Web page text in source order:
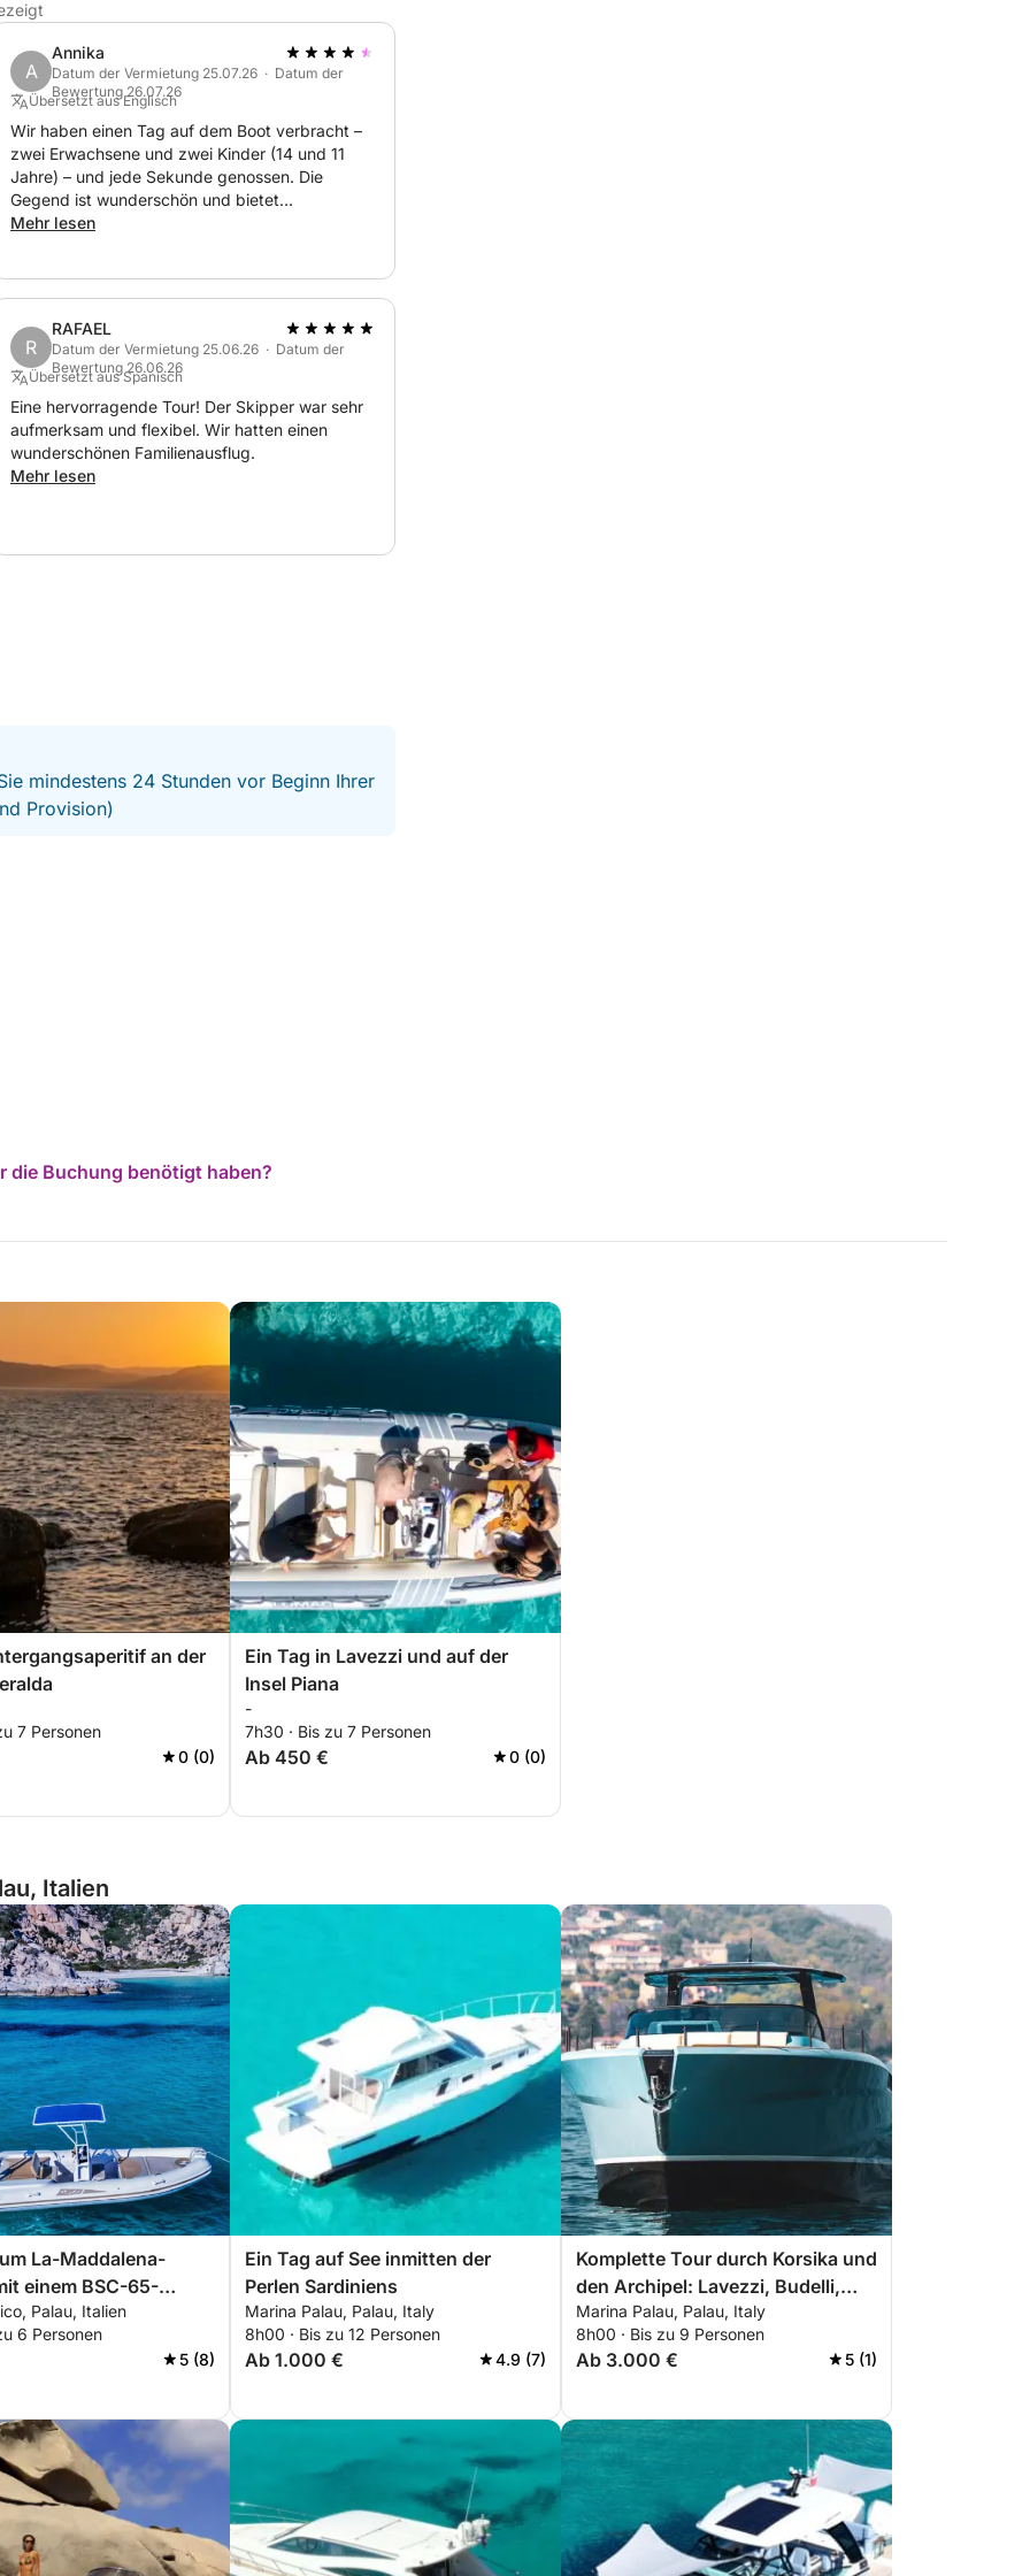
A
Annika
Datum der Vermietung 25.07.26 · Datum der
Bewertung 26.07.26
Übersetzt aus Englisch
Wir haben einen Tag auf dem Boot verbracht –
zwei Erwachsene und zwei Kinder (14 und 11
Jahre) – und jede Sekunde genossen. Die
Gegend ist wunderschön und bietet
Möglichkeiten zum Schnorcheln, Strände und
das Boot und zusätzlich für den Skipper und
den Treibstoff.)
Mehr lesen
R
RAFAEL
Datum der Vermietung 25.06.26 · Datum der
Bewertung 26.06.26
Übersetzt aus Spanisch
Eine hervorragende Tour! Der Skipper war sehr
aufmerksam und flexibel. Wir hatten einen
wunderschönen Familienausflug.
Mehr lesen
mindestens 24 Stunden vor Beginn Ihrer
Provision)
die Buchung benötigt haben?
an der
7 Personen
0 (0)
Ein Tag in Lavezzi und auf der
Insel Piana
-
7h30 · Bis zu 7 Personen
Ab 450 € 0 (0)
Italien
La-Maddalena-
einem BSC-65-
und Fahrer
4 Stunden)
Palau, Italien
6 Personen
5 (8)
Ein Tag auf See inmitten der
Perlen Sardiniens
Marina Palau, Palau, Italy
8h00 · Bis zu 12 Personen
Ab 1.000 € 4.9 (7)
Komplette Tour durch Korsika und
den Archipel: Lavezzi, Budelli,
Cavallo und Spargi
Marina Palau, Palau, Italy
8h00 · Bis zu 9 Personen
Ab 3.000 € 5 (1)